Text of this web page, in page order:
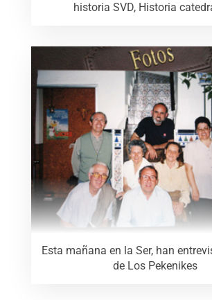
historia SVD, Historia
Esta mañana en la Ser, han
de Los Pekenikes